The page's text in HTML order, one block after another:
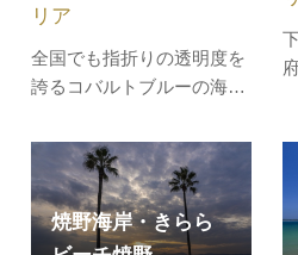
全国でも指折りの透明度を
誇るコバルトブルーの海と
海水浴場に位置するキャン
プ場。バンガロー、テント
サイト、休憩所、シャワー
施設、トイレ、炊飯塔、売
リア
焼野海岸・きらら